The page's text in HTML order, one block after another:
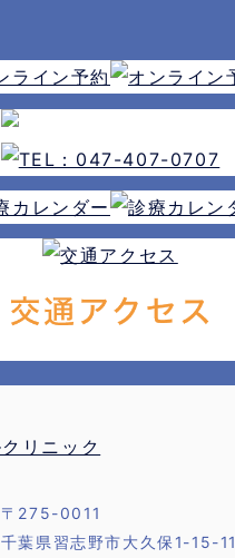
〒275-0011
千葉県習志野市大久保1-15-11